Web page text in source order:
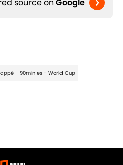
90min es - World Cup